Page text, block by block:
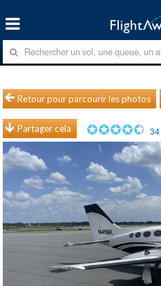
Retour pour parcourir les photos
Partager cela 34